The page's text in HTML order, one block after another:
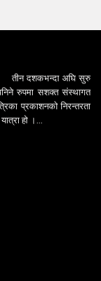
तीन दशकभन्दा अघि सुरु
रुपमा सशक्त संस्थागत
प्रकाशनको निरन्तरता
हो ।...